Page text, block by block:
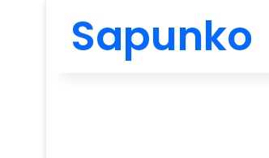
Sapunko